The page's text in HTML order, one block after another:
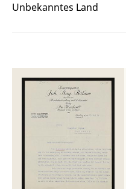
Unbekanntes Land